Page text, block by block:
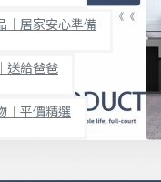
｜居家安心準備
送給爸爸
｜平價精選